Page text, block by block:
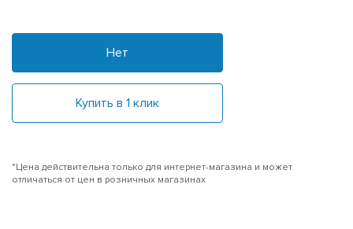
Нет
Купить в 1 клик
*Цена действительна только для интернет-магазина и может
отличаться от цен в розничных магазинах